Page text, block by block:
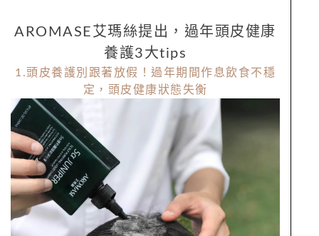
AROMASE艾瑪絲提出，過年頭皮健康
養護3大tips
1.頭皮養護別跟著放假！過年期間作息飲食不穩
定，頭皮健康狀態失衡